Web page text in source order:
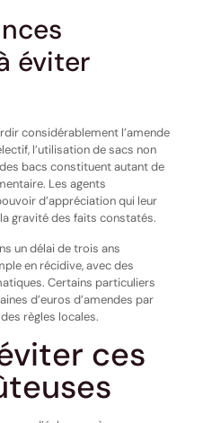
éviter
considérablement l’amende
l’utilisation de sacs non
bacs constituent autant de
Les agents
d’appréciation qui leur
gravité des faits constatés.
un délai de trois ans
en récidive, avec des
Certains particuliers
d’euros d’amendes par
règles locales.
ces